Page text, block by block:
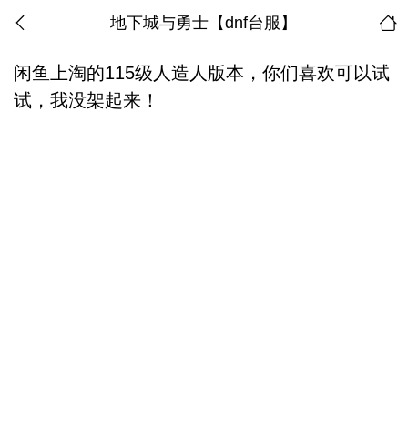
地下城与勇士【dnf台服】
闲鱼上淘的115级人造人版本，你们喜欢可以试
试，我没架起来！